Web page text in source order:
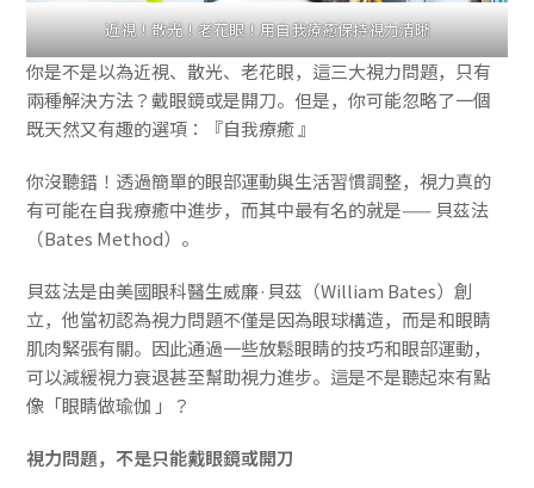
近視！散光！老花眼！用自我療癒保持視力清晰
你是不是以為近視、散光、老花眼，這三大視力問題，只有
兩種解決方法？戴眼鏡或是開刀。但是，你可能忽略了一個
既天然又有趣的選項：『自我療癒 』
你沒聽錯！透過簡單的眼部運動與生活習慣調整，視力真的
有可能在自我療癒中進步，而其中最有名的就是—— 貝茲法
（Bates Method）。
貝茲法是由美國眼科醫生威廉·貝茲（William Bates）創
立，他當初認為視力問題不僅是因為眼球構造，而是和眼睛
肌肉緊張有關。因此通過一些放鬆眼睛的技巧和眼部運動，
可以減緩視力衰退甚至幫助視力進步。這是不是聽起來有點
像「眼睛做瑜伽 」？
視力問題，不是只能戴眼鏡或開刀